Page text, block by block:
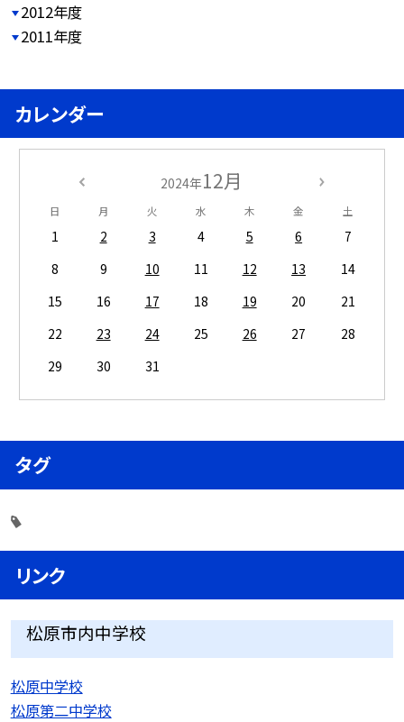
2012年度
2011年度
カレンダー
2024年12月
日 月 火 水 木 金 土
1 2 3 4 5 6
7
8
9 10 11 12 13
14
15
16 17 18 19 20
21
22
23 24 25 26 27
28
29
30 31
タグ
リンク
松原市内中学校
松原中学校
松原第二中学校